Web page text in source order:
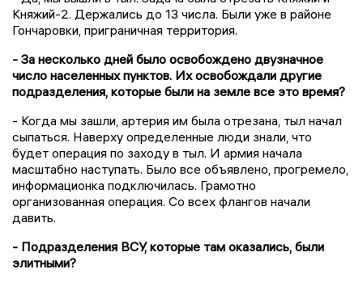
Княжий-2. Держались до 13 числа. Были уже в районе
Гончаровки, приграничная территория.
- За несколько дней было освобождено двузначное
число населенных пунктов. Их освобождали другие
подразделения, которые были на земле все это время?
- Когда мы зашли, артерия им была отрезана, тыл начал
сыпаться. Наверху определенные люди знали, что
будет операция по заходу в тыл. И армия начала
масштабно наступать. Было все объявлено, прогремело,
информационка подключилась. Грамотно
организованная операция. Со всех флангов начали
давить.
- Подразделения ВСУ, которые там оказались, были
элитными?